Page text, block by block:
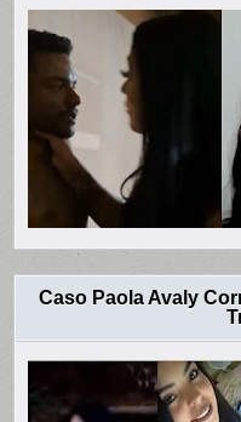
Caso Paola Avaly